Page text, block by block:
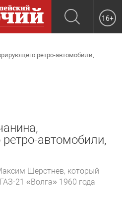
16+
ретро-автомобили,
автомобили,
Шерстнев, который
21 «Волга» 1960 года